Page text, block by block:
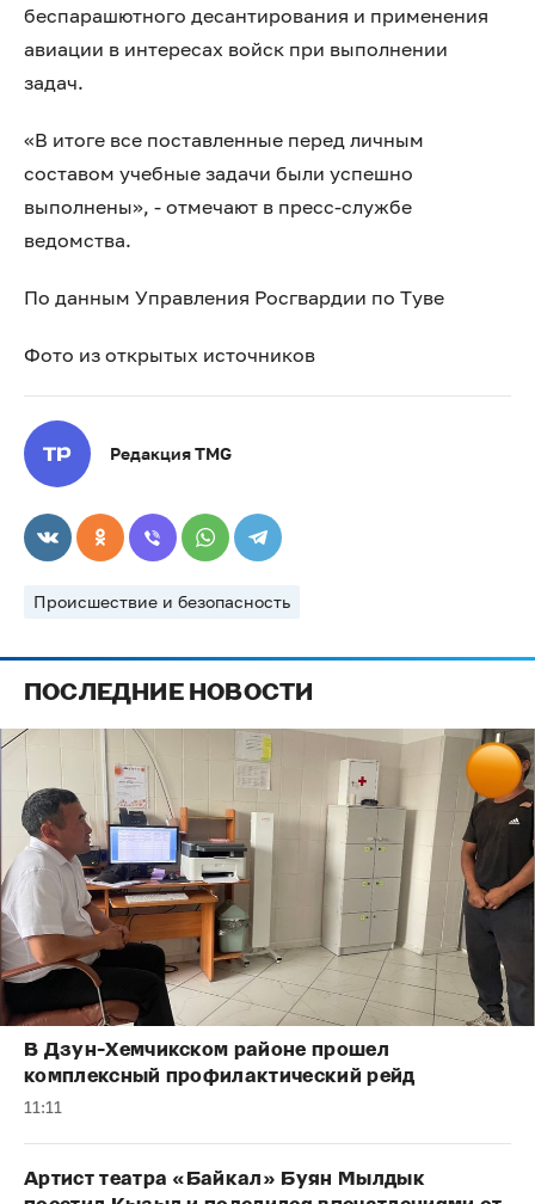
беспарашютного десантирования и применения
авиации в интересах войск при выполнении
задач.
«В итоге все поставленные перед личным
составом учебные задачи были успешно
выполнены», - отмечают в пресс-службе
ведомства.
По данным Управления Росгвардии по Туве
Фото из открытых источников
Редакция TMG
Происшествие и безопасность
ПОСЛЕДНИЕ НОВОСТИ
В Дзун-Хемчикском районе прошел
комплексный профилактический рейд
11:11
Артист театра «Байкал» Буян Мылдык